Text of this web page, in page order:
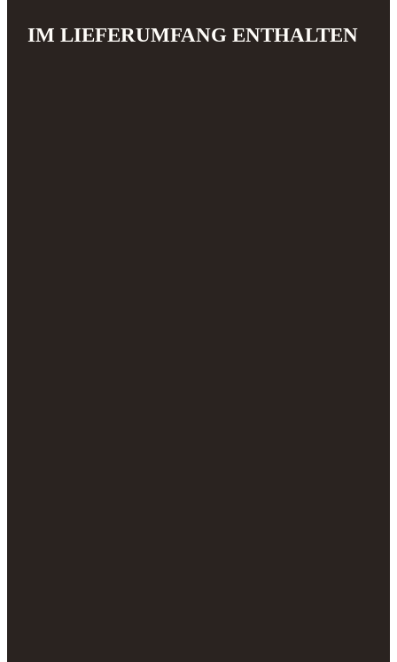
IM LIEFERUMFANG ENTHALTEN